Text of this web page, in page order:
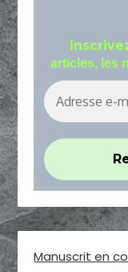
articles, les
Manuscrit en